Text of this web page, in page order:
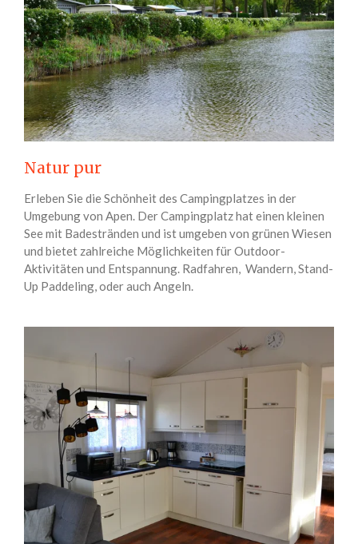
Natur pur
Erleben Sie die Schönheit des Campingplatzes in der
Umgebung von Apen. Der Campingplatz hat einen kleinen
See mit Badestränden und ist umgeben von grünen Wiesen
und bietet zahlreiche Möglichkeiten für Outdoor-
Aktivitäten und Entspannung. Radfahren, Wandern, Stand-
Up Paddeling, oder auch Angeln.